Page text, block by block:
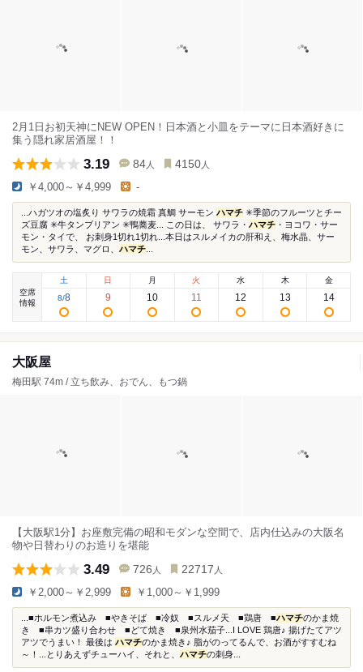
2月1日お初天神にNEW OPEN！日本酒と小皿をテーマに日本酒好きに
集う隠れ家居酒屋！！
3.19 84 人 4150 人
￥4,000～￥4,999 -
...ハガツオの塩炙り サワラの焼霜 真鯛 サーモン ハマチ ✳季節のフルーツとチー
ズ豆腐 ✳牛タンブリアン ✳鴨蕎麦...⁡ この日は、 サワラ・ ハマチ ・ヨコワ・サー
モン・タイで、 お刺身1切れ1切れ...本日はスルメイカの肝和え、梅水晶、サー
モン、サワラ、マグロ、 ハマチ
空席
情報
土
8/8
日
9
月
10
火
11
水
12
木
13
金
14
大阪屋
梅田駅 74m / 立ち飲み、おでん、もつ鍋
【大阪駅1分】お座敷完備の昭和モダンな空間で、店内仕込みの大阪名
物や日替わりのお造りを堪能
3.49 726 人 22717 人
￥2,000～￥2,999 ￥1,000～￥1,999
...■ホルモン煮込み ■やきそば ■冷奴 ■スルメ天 ■鶏唐 ■ハマチのかま焼
き ■串カツ盛り合わせ ■どて焼き ■泉州水茄子...I LOVE 鶏唐♪ 揚げたてアツ
アツでうまい！ 最後は ハマチのかま焼き♪ 脂がのってるんで、お酒がすすむね
～！...とりあえずチューハイ、それと、 ハマチの刺身...